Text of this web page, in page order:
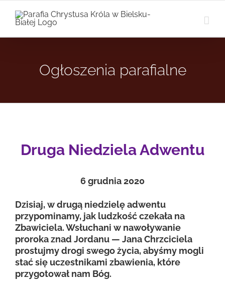
zawartości
Ogłoszenia parafialne
Druga Niedziela Adwentu
6grudnia 2020
Dzisiaj, w drugą niedzielę adwentu
przypominamy, jak ludzkość czekała na
Zbawiciela. Wsłuchani w nawoływanie
proroka znad Jordanu — Jana Chrzciciela
prostujmy drogi swego życia, abyśmy mogli
stać się uczestnikami zbawienia, które
przygotował nam Bóg.